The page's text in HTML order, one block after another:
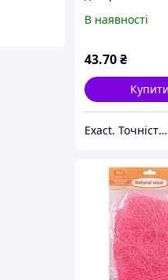
г,зелений) SANTI
В наявності
43.70₴
Купити
Exact. Точність у роботі. Свобода у творчості.